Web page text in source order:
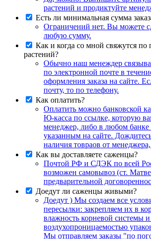
растений и продиктуйте
Есть ли минимальная сумма
Ограничений нет. Вы можете
любую сумму.
Как и когда со мной свяжутся по
растений?
Обычно наш менеждер
по электронной почте в
оформления заказа на сайте.
почту, то по телефону.
Как оплатить?
Оплатить можно банковской
Ю-касса по ссылке, которую
менеджер, либо в любом банке
указанным на сайте.
наличия товраов от
Как вы доставляете саженцы?
Почтой РФ и СДЭК по всей
возможен самовывоз (ст.
предварительной
Доедут ли саженцы живыми?
Доедут ) Мы создаем все
пересылки: закрепляем их в
влажность корневой системы и
воздухопроницаемостью
Мы отправляем заказы "по